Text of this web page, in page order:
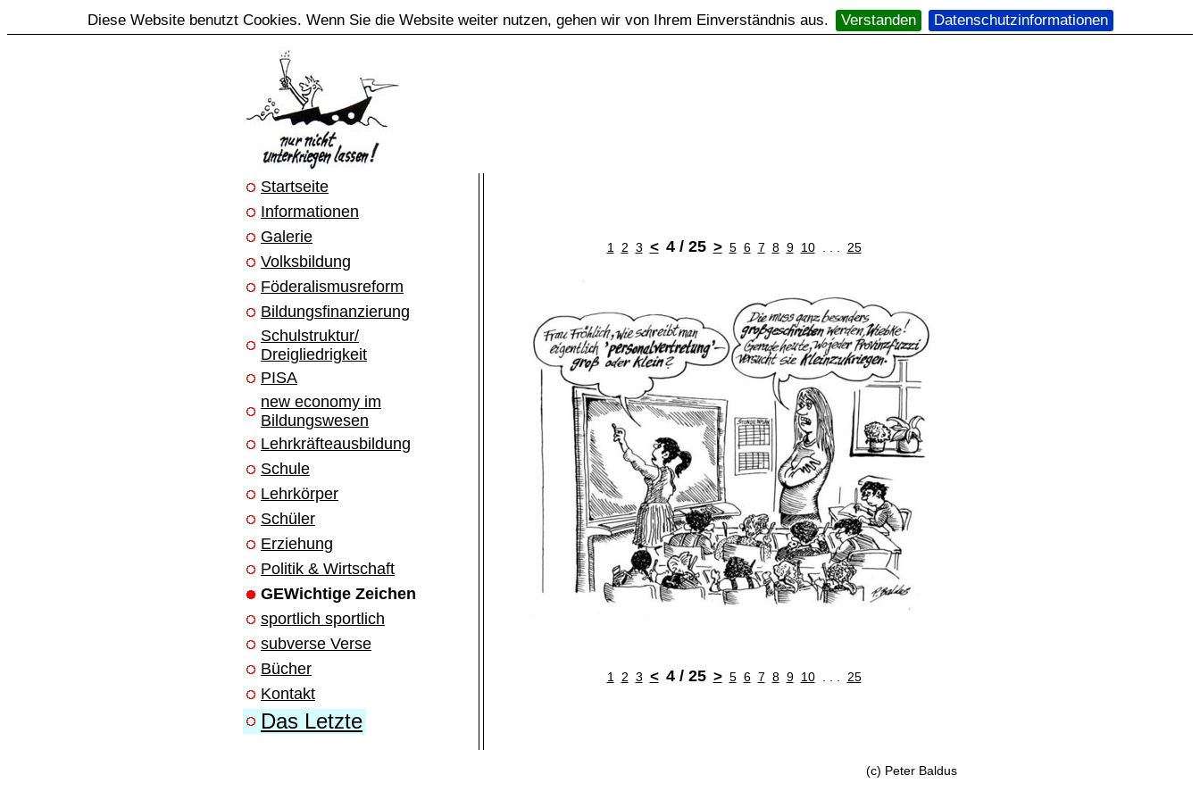
Diese Website benutzt Cookies. Wenn Sie die Website weiter nutzen, gehen wir von Ihrem Einverständnis aus. Verstanden Datenschutzinformationen
Startseite
Informationen
Galerie
Volksbildung
Föderalismusreform
Bildungsfinanzierung
Schulstruktur/
Dreigliedrigkeit
PISA
new economy im
Bildungswesen
Lehrkräfteausbildung
Schule
Lehrkörper
Schüler
Erziehung
Politik & Wirtschaft
GEWichtige Zeichen
sportlich sportlich
subverse Verse
Bücher
Kontakt
Das Letzte
1 2 3 < 4 / 25 > 5 6 7 8 9 10. . . 25
1 2 3 < 4 / 25 > 5 6 7 8 9 10. . . 25
(c) Peter Baldus